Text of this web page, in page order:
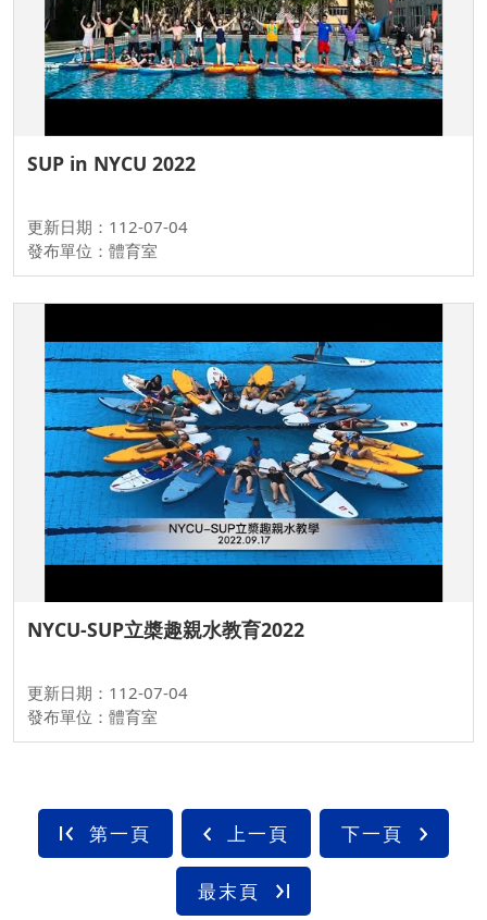
SUP in NYCU 2022
更新日期：112-07-04
發布單位：體育室
NYCU-SUP立槳趣親水教育2022
更新日期：112-07-04
發布單位：體育室
第一頁 上一頁 下一頁
最末頁